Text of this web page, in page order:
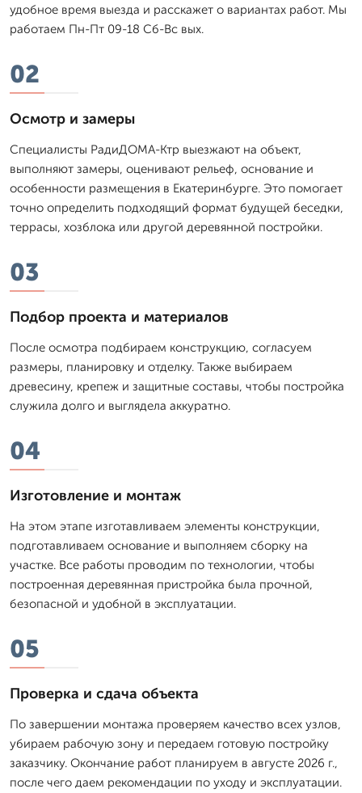
удобное время выезда и расскажет о вариантах работ. Мы
работаем Пн-Пт 09-18 Сб-Вс вых.
02
Осмотр и замеры
Специалисты РадиДОМА-Ктр выезжают на объект,
выполняют замеры, оценивают рельеф, основание и
особенности размещения в Екатеринбурге. Это помогает
точно определить подходящий формат будущей беседки,
террасы, хозблока или другой деревянной постройки.
03
Подбор проекта и материалов
После осмотра подбираем конструкцию, согласуем
размеры, планировку и отделку. Также выбираем
древесину, крепеж и защитные составы, чтобы постройка
служила долго и выглядела аккуратно.
04
Изготовление и монтаж
На этом этапе изготавливаем элементы конструкции,
подготавливаем основание и выполняем сборку на
участке. Все работы проводим по технологии, чтобы
построенная деревянная пристройка была прочной,
безопасной и удобной в эксплуатации.
05
Проверка и сдача объекта
По завершении монтажа проверяем качество всех узлов,
убираем рабочую зону и передаем готовую постройку
заказчику. Окончание работ планируем в августе 2026 г.,
после чего даем рекомендации по уходу и эксплуатации.